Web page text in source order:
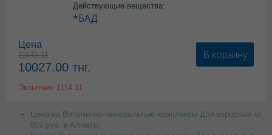
Действующие вещества:
*БАД
Цена
11141.11
10027.00 тнг.
Экономия 1114.11
В корзину
Цена на Витаминно-минеральные комплексы Для взрослых от
859 руб. в Алматы